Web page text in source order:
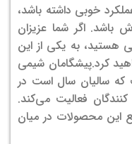
خوبی داشته باشد،
اگر شما عزیزان
هستید، به یکی از این
کرد.پیشگامان شیمی
که سالیان سال است در
کنندگان فعالیت می‌کند.
اقدام به توزیع این محصولات در میان